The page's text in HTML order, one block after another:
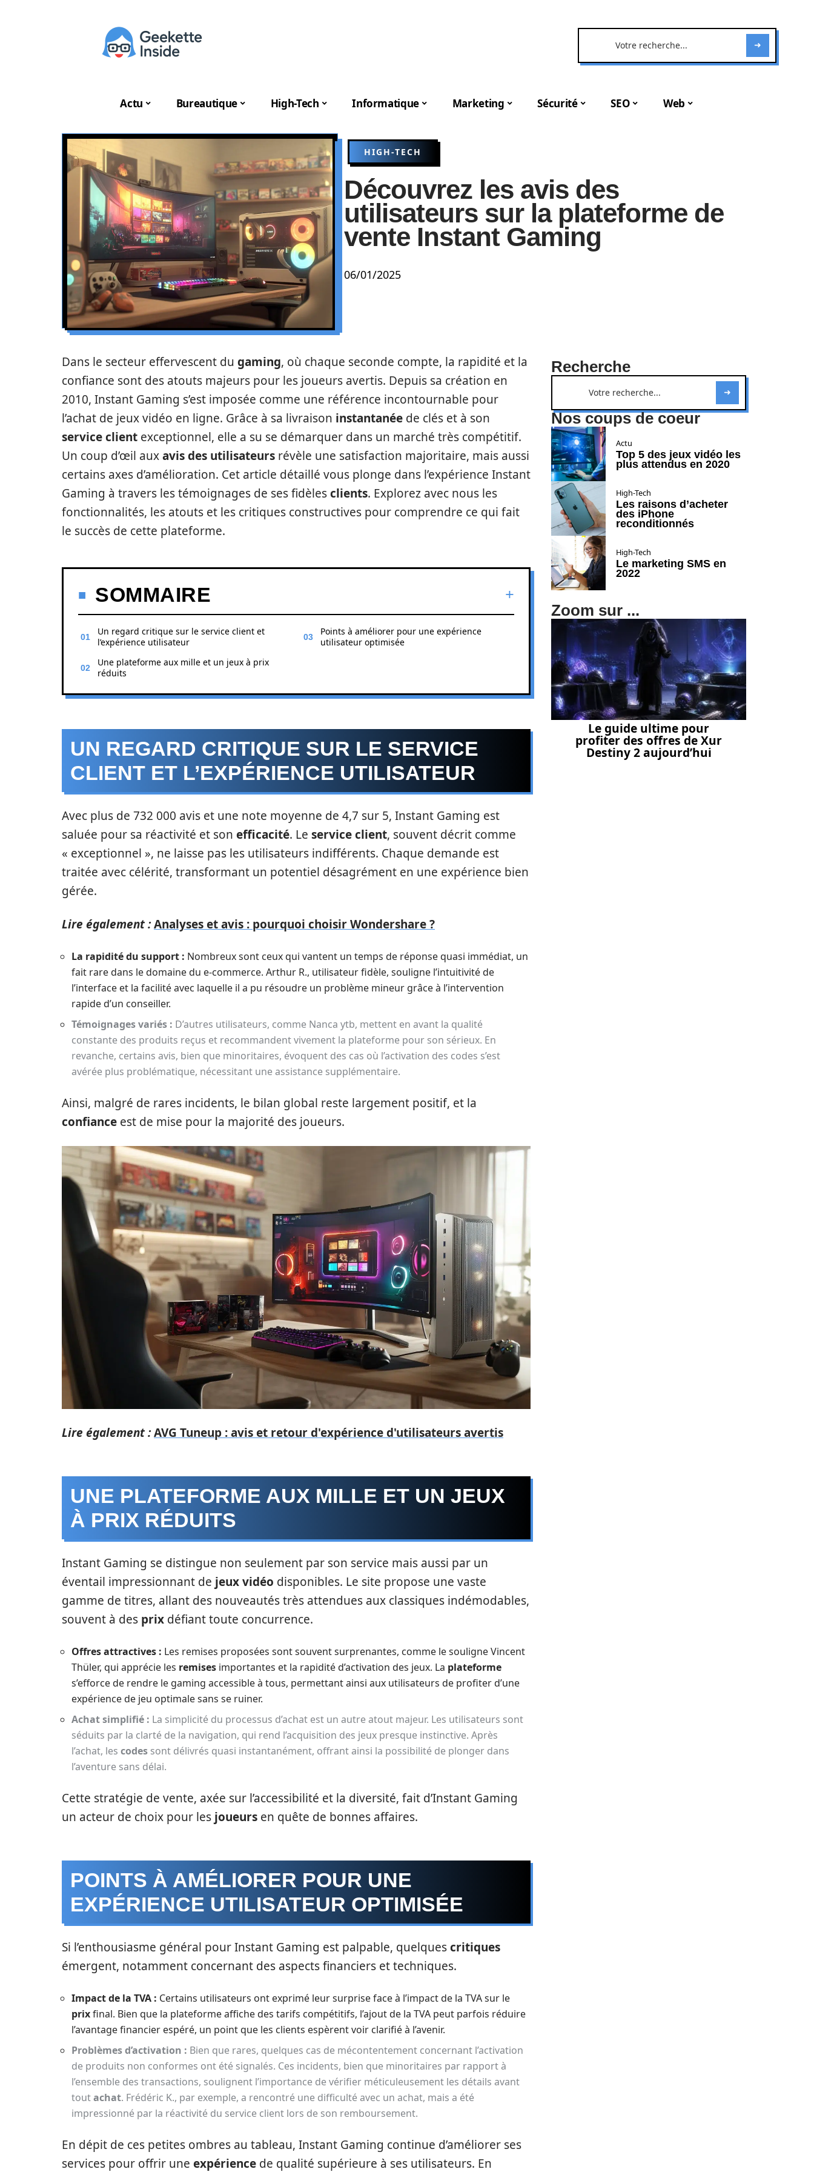
Actu Bureautique High-Tech Informatique Marketing Sécurité SEO Web
HIGH-TECH
Découvrez les avis des
utilisateurs sur la plateforme de
vente Instant Gaming
06/01/2025
Dans le secteur effervescent du gaming, où chaque seconde compte, la rapidité et la
confiance sont des atouts majeurs pour les joueurs avertis. Depuis sa création en
2010, Instant Gaming s’est imposée comme une référence incontournable pour
l’achat de jeux vidéo en ligne. Grâce à sa livraison instantanée de clés et à son
service client exceptionnel, elle a su se démarquer dans un marché très compétitif.
Un coup d’œil auxavis des utilisateurs révèle une satisfaction majoritaire, mais aussi
certains axes d’amélioration. Cet article détaillé vous plonge dans l’expérience Instant
Gaming à travers les témoignages de ses fidèlesclients. Explorez avec nous les
fonctionnalités, les atouts et les critiques constructives pour comprendre ce qui fait
le succès de cette plateforme.
SOMMAIRE
Un regard critique sur le service client et
l’expérience utilisateur
Une plateforme aux mille et un jeux à prix
réduits
Points à améliorer pour une expérience
utilisateur optimisée
UN REGARD CRITIQUE SUR LE SERVICE
CLIENT ET L’EXPÉRIENCE UTILISATEUR
Avec plus de 732 000 avis et une note moyenne de 4,7 sur 5, Instant Gaming est
saluée pour sa réactivité et son efficacité. Le service client, souvent décrit comme
« exceptionnel », ne laisse pas les utilisateurs indifférents. Chaque demande est
traitée avec célérité, transformant un potentiel désagrément en une expérience bien
gérée.
Lire également :Analyses et avis : pourquoi choisir Wondershare ?
La rapidité du support : Nombreux sont ceux qui vantent un temps de réponse quasi immédiat, un
fait rare dans le domaine du e-commerce. Arthur R., utilisateur fidèle, souligne l’intuitivité de
l’interface et la facilité avec laquelle il a pu résoudre un problème mineur grâce à l’intervention
rapide d’un conseiller.
Témoignages variés : D’autres utilisateurs, comme Nanca ytb, mettent en avant la qualité
constante des produits reçus et recommandent vivement la plateforme pour son sérieux. En
revanche, certains avis, bien que minoritaires, évoquent des cas où l’activation des codes s’est
avérée plus problématique, nécessitant une assistance supplémentaire.
Ainsi, malgré de rares incidents, le bilan global reste largement positif, et la
confiance est de mise pour la majorité des joueurs.
Lire également :AVG Tuneup : avis et retour d'expérience d'utilisateurs avertis
UNE PLATEFORME AUX MILLE ET UN JEUX
À PRIX RÉDUITS
Instant Gaming se distingue non seulement par son service mais aussi par un
éventail impressionnant de jeux vidéo disponibles. Le site propose une vaste
gamme de titres, allant des nouveautés très attendues aux classiques indémodables,
souvent à des prix défiant toute concurrence.
Offres attractives : Les remises proposées sont souvent surprenantes, comme le souligne Vincent
Thüler, qui apprécie les remises importantes et la rapidité d’activation des jeux. La plateforme
s’efforce de rendre le gaming accessible à tous, permettant ainsi aux utilisateurs de profiter d’une
expérience de jeu optimale sans se ruiner.
Achat simplifié : La simplicité du processus d’achat est un autre atout majeur. Les utilisateurs sont
séduits par la clarté de la navigation, qui rend l’acquisition des jeux presque instinctive. Après
l’achat, les codes sont délivrés quasi instantanément, offrant ainsi la possibilité de plonger dans
l’aventure sans délai.
Cette stratégie de vente, axée sur l’accessibilité et la diversité, fait d’Instant Gaming
un acteur de choix pour les joueurs en quête de bonnes affaires.
POINTS À AMÉLIORER POUR UNE
EXPÉRIENCE UTILISATEUR OPTIMISÉE
Si l’enthousiasme général pour Instant Gaming est palpable, quelquescritiques
émergent, notamment concernant des aspects financiers et techniques.
Impact de la TVA : Certains utilisateurs ont exprimé leur surprise face à l’impact de la TVA sur le
prixfinal. Bien que la plateforme affiche des tarifs compétitifs, l’ajout de la TVA peut parfois réduire
l’avantage financier espéré, un point que les clients espèrent voir clarifié à l’avenir.
Problèmes d’activation : Bien que rares, quelques cas de mécontentement concernant l’activation
de produits non conformes ont été signalés. Ces incidents, bien que minoritaires par rapport à
l’ensemble des transactions, soulignent l’importance de vérifier méticuleusement les détails avant
toutachat. Frédéric K., par exemple, a rencontré une difficulté avec un achat, mais a été
impressionné par la réactivité du service client lors de son remboursement.
En dépit de ces petites ombres au tableau, Instant Gaming continue d’améliorer ses
services pour offrir une expérience de qualité supérieure à ses utilisateurs. En
Recherche
Nos coups de coeur
Actu
Top 5 des jeux vidéo les
plus attendus en 2020
High-Tech
Les raisons d’acheter
des iPhone
reconditionnés
High-Tech
Le marketing SMS en
2022
Zoom sur ...
Le guide ultime pour
profiter des offres de Xur
Destiny 2 aujourd’hui